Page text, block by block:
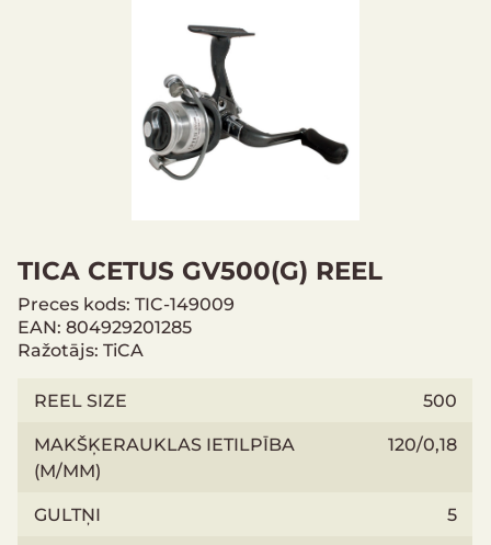
TICA CETUS GV500(G) REEL
Preces kods: TIC-149009
EAN: 804929201285
Ražotājs: TiCA
REEL SIZE
500
MAKŠĶERAUKLAS IETILPĪBA
(M/MM)
120/0,18
GULTŅI
5